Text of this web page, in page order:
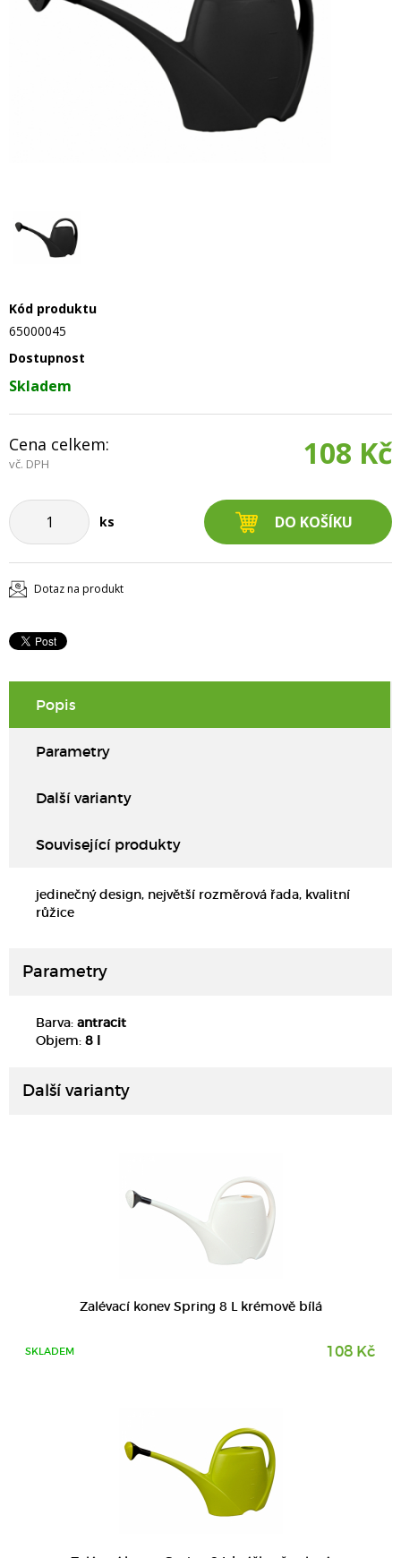
Kód produktu
65000045
Dostupnost
Skladem
Cena celkem:
vč. DPH 108 Kč
ks
Dotaz na produkt
Popis
Parametry
Další varianty
Související produkty
jedinečný design, největší rozměrová řada, kvalitní
růžice
Parametry
Barva: antracit
Objem: 8 l
Další varianty
Zalévací konev Spring 8 L krémově bílá
SKLADEM 108 Kč